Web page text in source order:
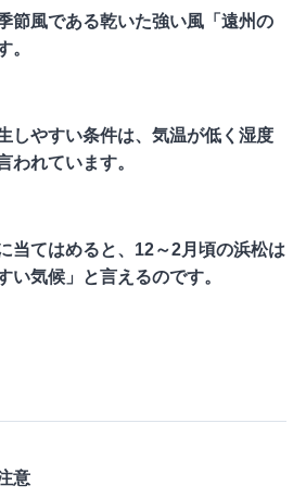
節風である乾いた強い風「遠州の
。
しやすい条件は、気温が低く湿度
われています。
当てはめると、12～2月頃の浜松は
い気候」と言えるのです。
意